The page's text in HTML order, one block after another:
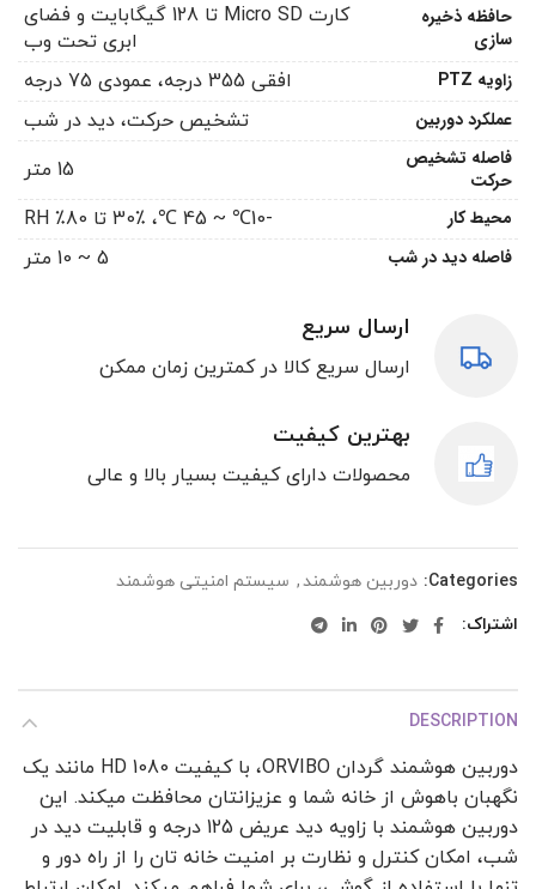
حافظه ذخیره
سازی
کارت Micro SD تا 128 گیگابایت و فضای
ابری تحت وب
زاویه PTZ
افقی 355 درجه، عمودی 75 درجه
عملکرد دوربین
تشخیص حرکت، دید در شب
فاصله تشخیص
حرکت
15 متر
محیط کار
-10℃ ~ 45 ℃، 30٪ تا 80٪ RH
فاصله دید در شب
5 ~ 10 متر
ارسال سریع
ارسال سریع کالا در کمترین زمان ممکن
بهترین کیفیت
محصولات دارای کیفیت بسیار بالا و عالی
Categories: دوربین هوشمند, سیستم امنیتی هوشمند
اشتراک
DESCRIPTION
دوربین هوشمند گردان ORVIBO، با کیفیت 1080 HD مانند یک
نگهبان باهوش از خانه شما و عزیزانتان محافظت میکند. این
دوربین هوشمند با زاویه دید عریض 125 درجه و قابلیت دید در
شب، امکان کنترل و نظارت بر امنیت خانه تان را از راه دور و